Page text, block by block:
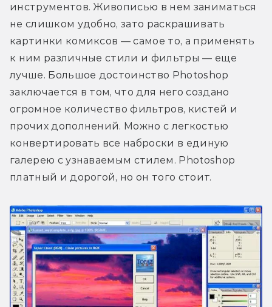
инструментов. Живописью в нем заниматься
не слишком удобно, зато раскрашивать
картинки комиксов — самое то, а применять
к ним различные стили и фильтры — еще
лучше. Большое достоинство Photoshop
заключается в том, что для него создано
огромное количество фильтров, кистей и
прочих дополнений. Можно с легкостью
конвертировать все наброски в единую
галерею с узнаваемым стилем. Photoshop
платный и дорогой, но он того стоит.